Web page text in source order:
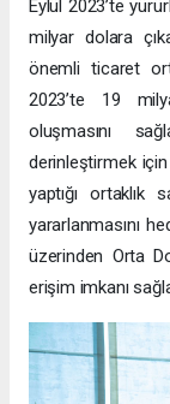
Eylül 2023’te
milyar dolara
önemli ticaret
2023’te 19
oluşmasını
derinleştirmek
yaptığı ortaklık
yararlanmasını
üzerinden Orta
erişim imkanı